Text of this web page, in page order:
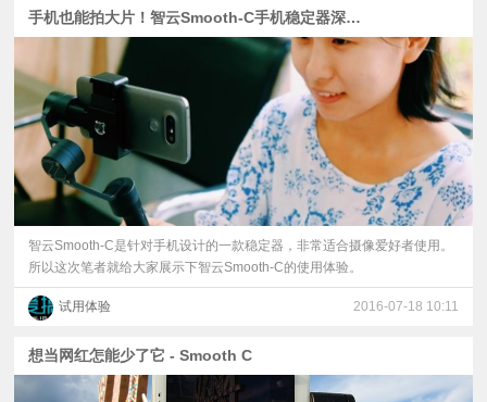
题
手机也能拍大片！智云Smooth-C手机稳定器深入体验
智云Smooth-C是针对手机设计的一款稳定器，非常适合摄像爱好者使用。
所以这次笔者就给大家展示下智云Smooth-C的使用体验。
试用体验 2016-07-18 10:11
想当网红怎能少了它 - Smooth C